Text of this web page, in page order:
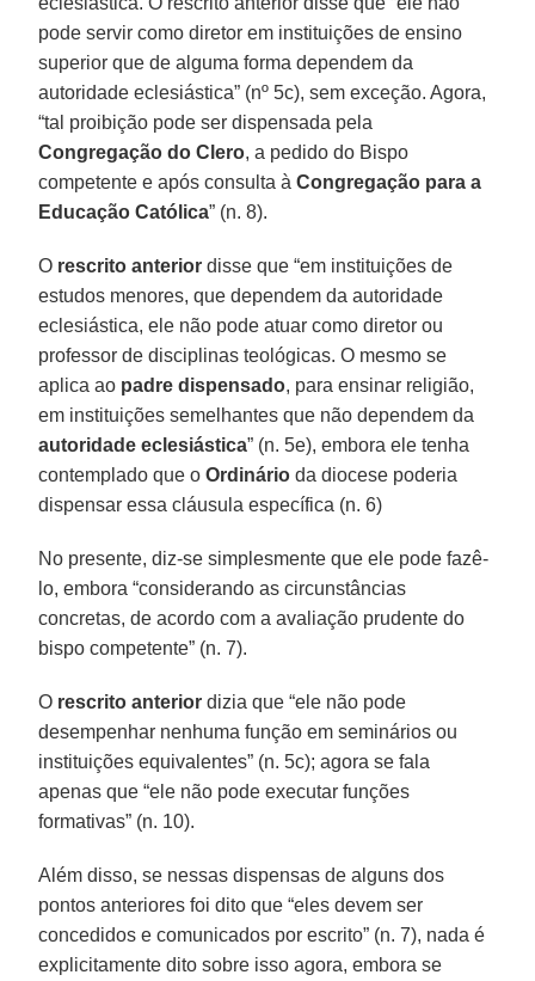
pode servir como diretor em instituições de ensino
superior que de alguma forma dependem da
autoridade eclesiástica” (nº 5c), sem exceção. Agora,
“tal proibição pode ser dispensada pela
Congregação do Clero, a pedido do Bispo
competente e após consulta àCongregação para a
Educação Católica” (n. 8).
O rescrito anterior disse que “em instituições de
estudos menores, que dependem da autoridade
eclesiástica, ele não pode atuar como diretor ou
professor de disciplinas teológicas. O mesmo se
aplica ao padre dispensado, para ensinar religião,
em instituições semelhantes que não dependem da
autoridade eclesiástica” (n. 5e), embora ele tenha
contemplado que oOrdinário da diocese poderia
dispensar essa cláusula específica (n. 6)
No presente, diz-se simplesmente que ele pode fazê-
lo, embora “considerando as circunstâncias
concretas, de acordo com a avaliação prudente do
bispo competente” (n. 7).
O rescrito anterior dizia que “ele não pode
desempenhar nenhuma função em seminários ou
instituições equivalentes” (n. 5c); agora se fala
apenas que “ele não pode executar funções
formativas” (n. 10).
Além disso, se nessas dispensas de alguns dos
pontos anteriores foi dito que “eles devem ser
concedidos e comunicados por escrito” (n. 7), nada é
explicitamente dito sobre isso agora, embora se